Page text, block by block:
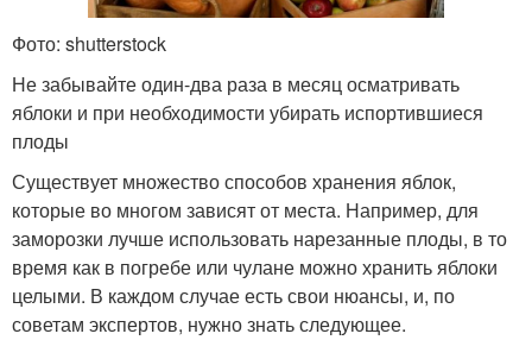
Фото: shutterstock
Не забывайте один-два раза в месяц осматривать
яблоки и при необходимости убирать испортившиеся
плоды
Существует множество способов хранения яблок,
которые во многом зависят от места. Например, для
заморозки лучше использовать нарезанные плоды, в то
время как в погребе или чулане можно хранить яблоки
целыми. В каждом случае есть свои нюансы, и, по
советам экспертов, нужно знать следующее.